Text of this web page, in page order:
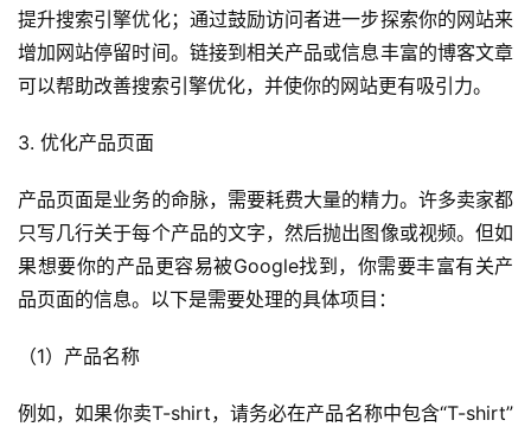
提升搜索引擎优化；通过鼓励访问者进一步探索你的网站来
增加网站停留时间。链接到相关产品或信息丰富的博客文章
可以帮助改善搜索引擎优化，并使你的网站更有吸引力。
3. 优化产品页面
产品页面是业务的命脉，需要耗费大量的精力。许多卖家都
只写几行关于每个产品的文字，然后抛出图像或视频。但如
果想要你的产品更容易被Google找到，你需要丰富有关产
品页面的信息。以下是需要处理的具体项目：
（1）产品名称
例如，如果你卖T-shirt，请务必在产品名称中包含“T-shirt”